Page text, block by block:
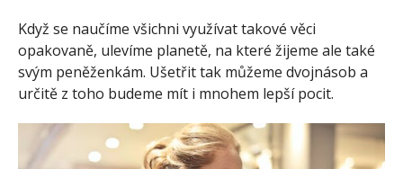
Když se naučíme všichni využívat takové věci
opakovaně, ulevíme planetě, na které žijeme ale také
svým peněženkám. Ušetřit tak můžeme dvojnásob a
určitě z toho budeme mít i mnohem lepší pocit.